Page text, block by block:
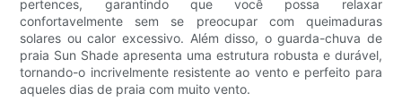
pertences, garantindo que você possa relaxar
confortavelmente sem se preocupar com queimaduras
solares ou calor excessivo. Além disso, o guarda-chuva de
praia Sun Shade apresenta uma estrutura robusta e durável,
tornando-o incrivelmente resistente ao vento e perfeito para
aqueles dias de praia com muito vento.